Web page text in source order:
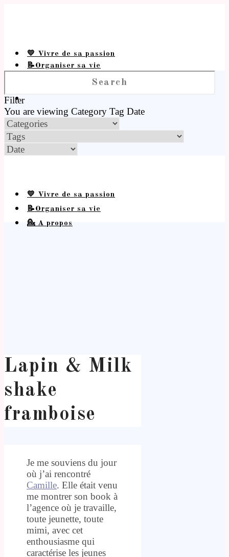
💛 Vivre de sa passion
📝Organiser sa vie
Filter
You are viewing Category Tag Date
💛 Vivre de sa passion
📝Organiser sa vie
💁 A propos
Lapin & Milk
shake
framboise
Je me souviens du jour
où j’ai rencontré
Camille. Elle était venu
me montrer son book à
l’agence où je travaille,
toute jeunette, toute
mimi, avec cet
enthousiasme qui
caractérise les jeunes